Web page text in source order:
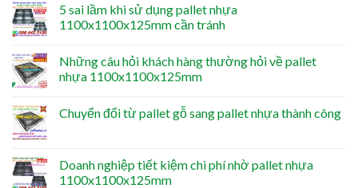
5 sai lầm khi sử dụng pallet nhựa
1100x1100x125mm cần tránh
Những câu hỏi khách hàng thường hỏi về pallet
nhựa 1100x1100x125mm
Chuyển đổi từ pallet gỗ sang pallet nhựa thành công
Doanh nghiệp tiết kiệm chi phí nhờ pallet nhựa
1100x1100x125mm